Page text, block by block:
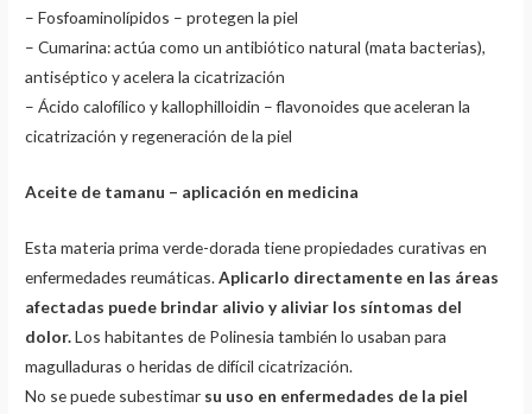
– Fosfoaminolípidos – protegen la piel
– Cumarina: actúa como un antibiótico natural (mata bacterias),
antiséptico y acelera la cicatrización
– Ácido calofílico y kallophilloidin – flavonoides que aceleran la
cicatrización y regeneración de la piel
Aceite de tamanu – aplicación en medicina
Esta materia prima verde-dorada tiene propiedades curativas en
enfermedades reumáticas.Aplicarlo directamente en las áreas
afectadas puede brindar alivio y aliviar los síntomas del
dolor.Los habitantes de Polinesia también lo usaban para
magulladuras o heridas de difícil cicatrización.
No se puede subestimar su uso en enfermedades de la piel